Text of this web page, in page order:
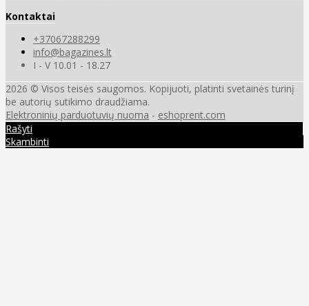
Kontaktai
+37067288299
info@bagazines.lt
I - V 10.01 - 18.27
2026 © Visos teisės saugomos. Kopijuoti, platinti svetainės turinį
be autorių sutikimo draudžiama.
Elektroninių parduotuvių nuoma - eshoprent.com
Rašyti
Skambinti